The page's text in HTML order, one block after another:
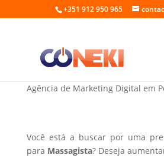
+351 912 950 965
Criar site para Massagista
Agência de Marketing Digital em
Você está a buscar por uma
para Massagista? Deseja